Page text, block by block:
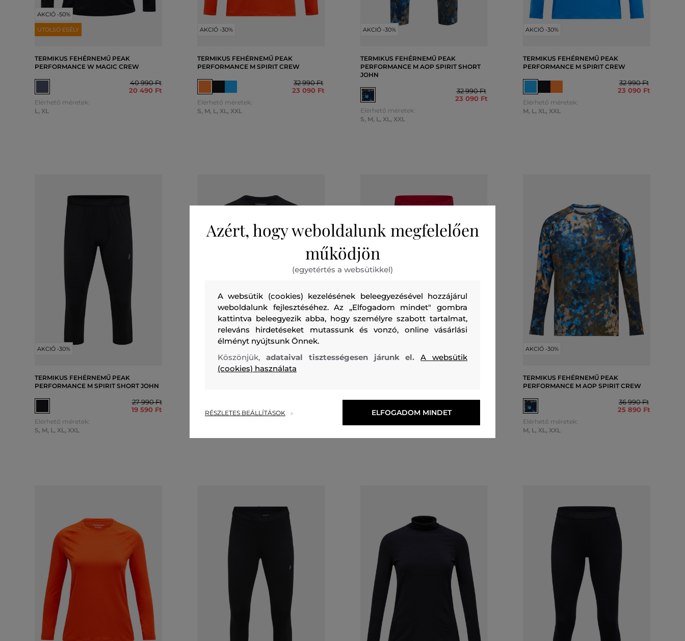
AKCIÓ -50%
UTOLSÓ ESÉLY
TERMIKUS FEHÉRNEMŰ PEAK
PERFORMANCE W MAGIC CREW
40 990 Ft
20 490 Ft
Elérhető méretek:
L, XL
AKCIÓ -30%
TERMIKUS FEHÉRNEMŰ PEAK
PERFORMANCE M SPIRIT CREW
32 990 Ft
23 090 Ft
Elérhető méretek:
S, M, L, XL, XXL
AKCIÓ -30%
TERMIKUS FEHÉRNEMŰ PEAK
PERFORMANCE M AOP SPIRIT SHORT
JOHN
32 990 Ft
23 090 Ft
Elérhető méretek:
S, M, L, XL, XXL
AKCIÓ -30%
TERMIKUS FEHÉRNEMŰ PEAK
PERFORMANCE M SPIRIT CREW
32 990 Ft
23 090 Ft
Elérhető méretek:
M, L, XL, XXL
AKCIÓ -30%
TERMIKUS FEHÉRNEMŰ PEAK
PERFORMANCE M SPIRIT SHORT JOHN
27 990 Ft
19 590 Ft
Elérhető méretek:
S, M, L, XL, XXL
27 990 Ft
AKCIÓ -30%
TERMIKUS FEHÉRNEMŰ PEAK
PERFORMANCE M AOP SPIRIT CREW
36 990 Ft
25 890 Ft
Elérhető méretek:
M, L, XL, XXL
Azért, hogy weboldalunk megfelelően
működjön
(egyetértés a websütikkel)
A websütik (cookies) kezelésének beleegyezésével hozzájárul
weboldalunk fejlesztéséhez. Az „Elfogadom mindet" gombra
kattintva beleegyezik abba, hogy személyre szabott tartalmat,
releváns hirdetéseket mutassunk és vonzó, online vásárlási
élményt nyújtsunk Önnek.
Köszönjük, adataival tisztességesen járunk el.A websütik
(cookies) használata
RÉSZLETES BEÁLLÍTÁSOK ELFOGADOM MINDET